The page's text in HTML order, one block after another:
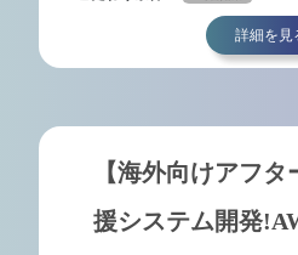
詳細を見
【海外向けアフ
援システム開発